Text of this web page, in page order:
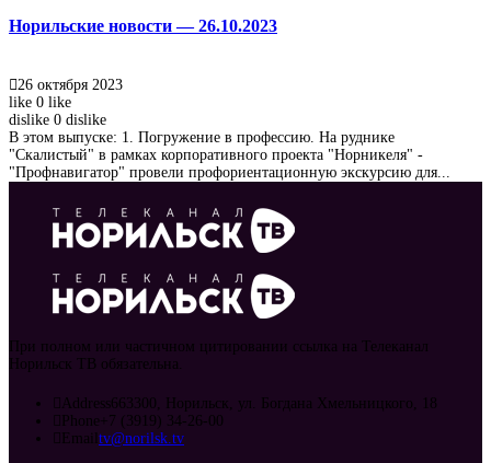
Норильские новости — 26.10.2023
26 октября 2023
like 0 like
dislike 0 dislike
В этом выпуске: 1. Погружение в профессию. На руднике
"Скалистый" в рамках корпоративного проекта "Норникеля" -
"Профнавигатор" провели профориентационную экскурсию для...
При полном или частичном цитировании ссылка на Телеканал
Норильск ТВ обязательна.
Address663300, Норильск, ул. Богдана Хмельницкого, 18
Phone +7 (3919) 34-26-00
Emailtv@norilsk.tv